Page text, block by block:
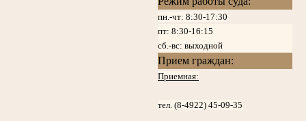
пн.-чт: 8:30-17:30
пт: 8:30-16:15
сб.-вс: выходной
Прием граждан:
Приемная:
тел. (8-4922) 45-09-35